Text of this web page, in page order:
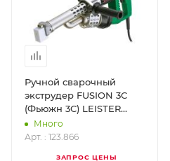
Ручной сварочный
экструдер FUSION 3C
(Фьюжн 3С) LEISTER
123.866
Много
Арт. : 123.866
ЗАПРОС ЦЕНЫ